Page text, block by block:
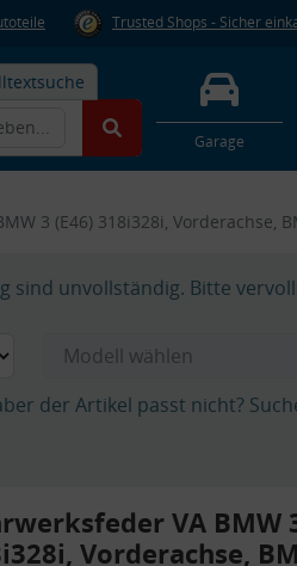
Trusted Shops - Sicher
Garage
3 (E46) 318i328i, Vorderachse,
sind unvollständig. Bitte
der Artikel passt nicht?
VA BMW
Vorderachse,